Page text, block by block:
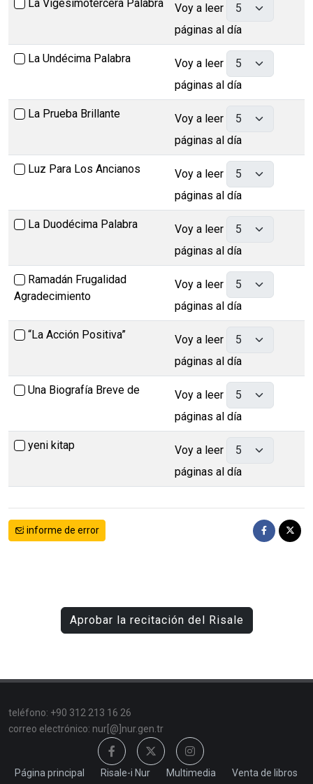
La Vigésimotercera Palabra
Voy a leer
páginas al día
La Undécima Palabra
Voy a leer
páginas al día
La Prueba Brillante
Voy a leer
páginas al día
Luz Para Los Ancianos
Voy a leer
páginas al día
La Duodécima Palabra
Voy a leer
páginas al día
Ramadán Frugalidad
Agradecimiento
Voy a leer
páginas al día
“La Acción Positiva”
Voy a leer
páginas al día
Una Biografía Breve de
Voy a leer
páginas al día
yeni kitap
Voy a leer
páginas al día
informe de error
Aprobar la recitación del Risale
teléfono: +90 312 213 16 26
correo electrónico: nur[@]nur.gen.tr
Página principal Risale-i Nur Multimedia
Venta de libros